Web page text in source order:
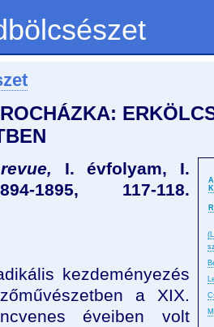
I. évfolyam, I.
1895, 117-118.
kezdeményezés
a XIX.
éveiben volt